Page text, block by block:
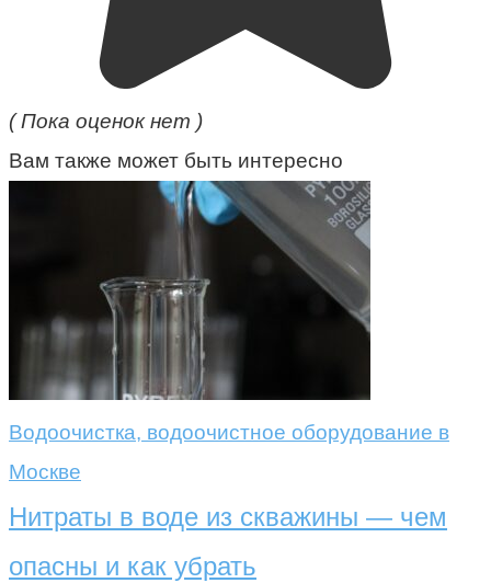
( Пока оценок нет )
Вам также может быть интересно
Водоочистка, водоочистное оборудование в
Москве
Нитраты в воде из скважины — чем
опасны и как убрать